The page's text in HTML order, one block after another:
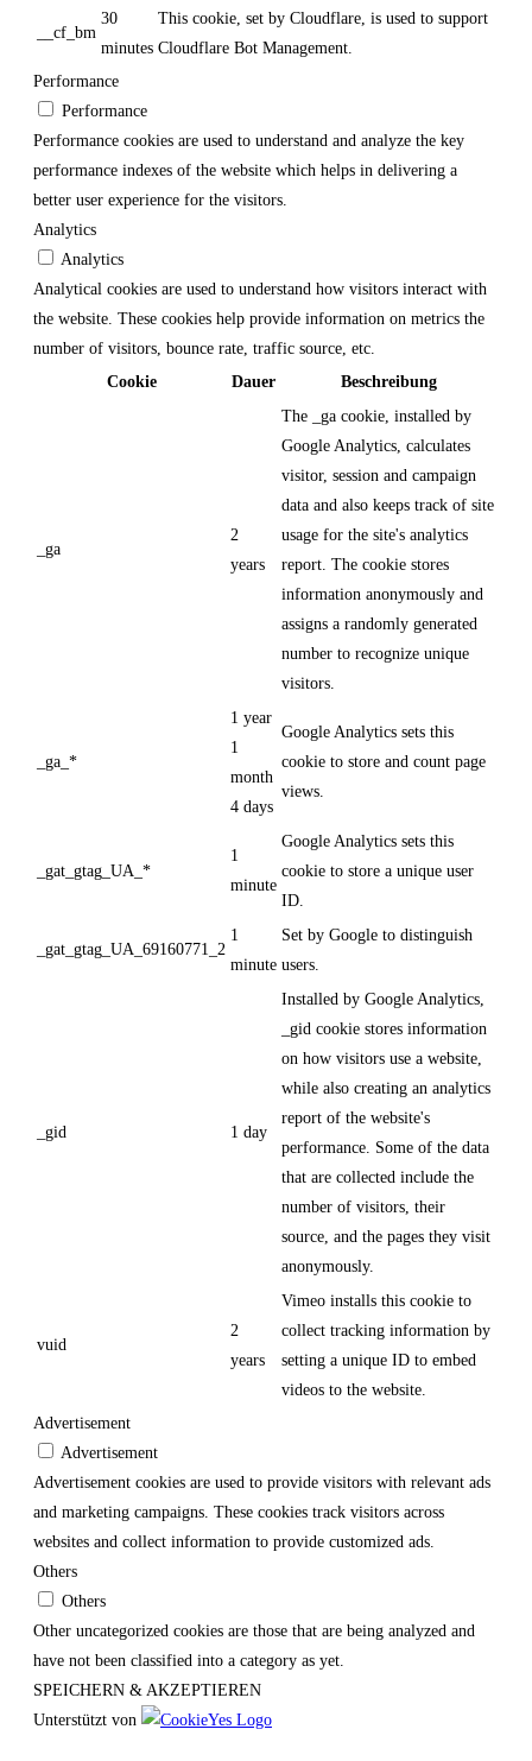
__cf_bm
30
minutes
This cookie, set by Cloudflare, is used to support
Cloudflare Bot Management.
Performance
Performance
Performance cookies are used to understand and analyze the key
performance indexes of the website which helps in delivering a
better user experience for the visitors.
Analytics
Analytics
Analytical cookies are used to understand how visitors interact with
the website. These cookies help provide information on metrics the
number of visitors, bounce rate, traffic source, etc.
Cookie
Dauer Beschreibung
_ga
2
years
The _ga cookie, installed by
Google Analytics, calculates
visitor, session and campaign
data and also keeps track of site
usage for the site's analytics
report. The cookie stores
information anonymously and
assigns a randomly generated
number to recognize unique
visitors.
_ga_*
1 year
1
month
4 days
Google Analytics sets this
cookie to store and count page
views.
_gat_gtag_UA_*
1
minute
Google Analytics sets this
cookie to store a unique user
ID.
_gat_gtag_UA_69160771_2
1
minute
Set by Google to distinguish
users.
_gid 1 day
Installed by Google Analytics,
_gid cookie stores information
on how visitors use a website,
while also creating an analytics
report of the website's
performance. Some of the data
that are collected include the
number of visitors, their
source, and the pages they visit
anonymously.
vuid
2
years
Vimeo installs this cookie to
collect tracking information by
setting a unique ID to embed
videos to the website.
Advertisement
Advertisement
Advertisement cookies are used to provide visitors with relevant ads
and marketing campaigns. These cookies track visitors across
websites and collect information to provide customized ads.
Others
Others
Other uncategorized cookies are those that are being analyzed and
have not been classified into a category as yet.
SPEICHERN & AKZEPTIEREN
Unterstützt von